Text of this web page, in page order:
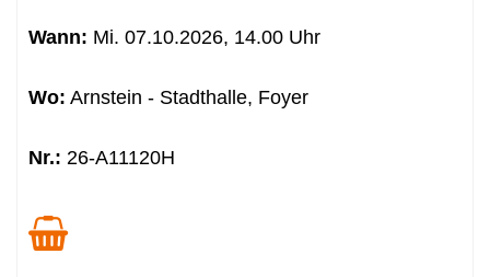
Wann: Mi. 07.10.2026, 14.00 Uhr
Wo: Arnstein - Stadthalle, Foyer
Nr.: 26-A11120H